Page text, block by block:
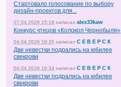
Стартовало голосование по выбору
дизайн-проектов для...
07.04.2026 15:18 написал alex33kaw
Конкурс чтецов «Колокол Чернобыля»
04.04.2026 18:35 написал С Е В Е Р С К
Две невестки подрались на юбилее
свекрови
04.04.2026 18:34 написал С Е В Е Р С К
Две невестки подрались на юбилее
свекрови